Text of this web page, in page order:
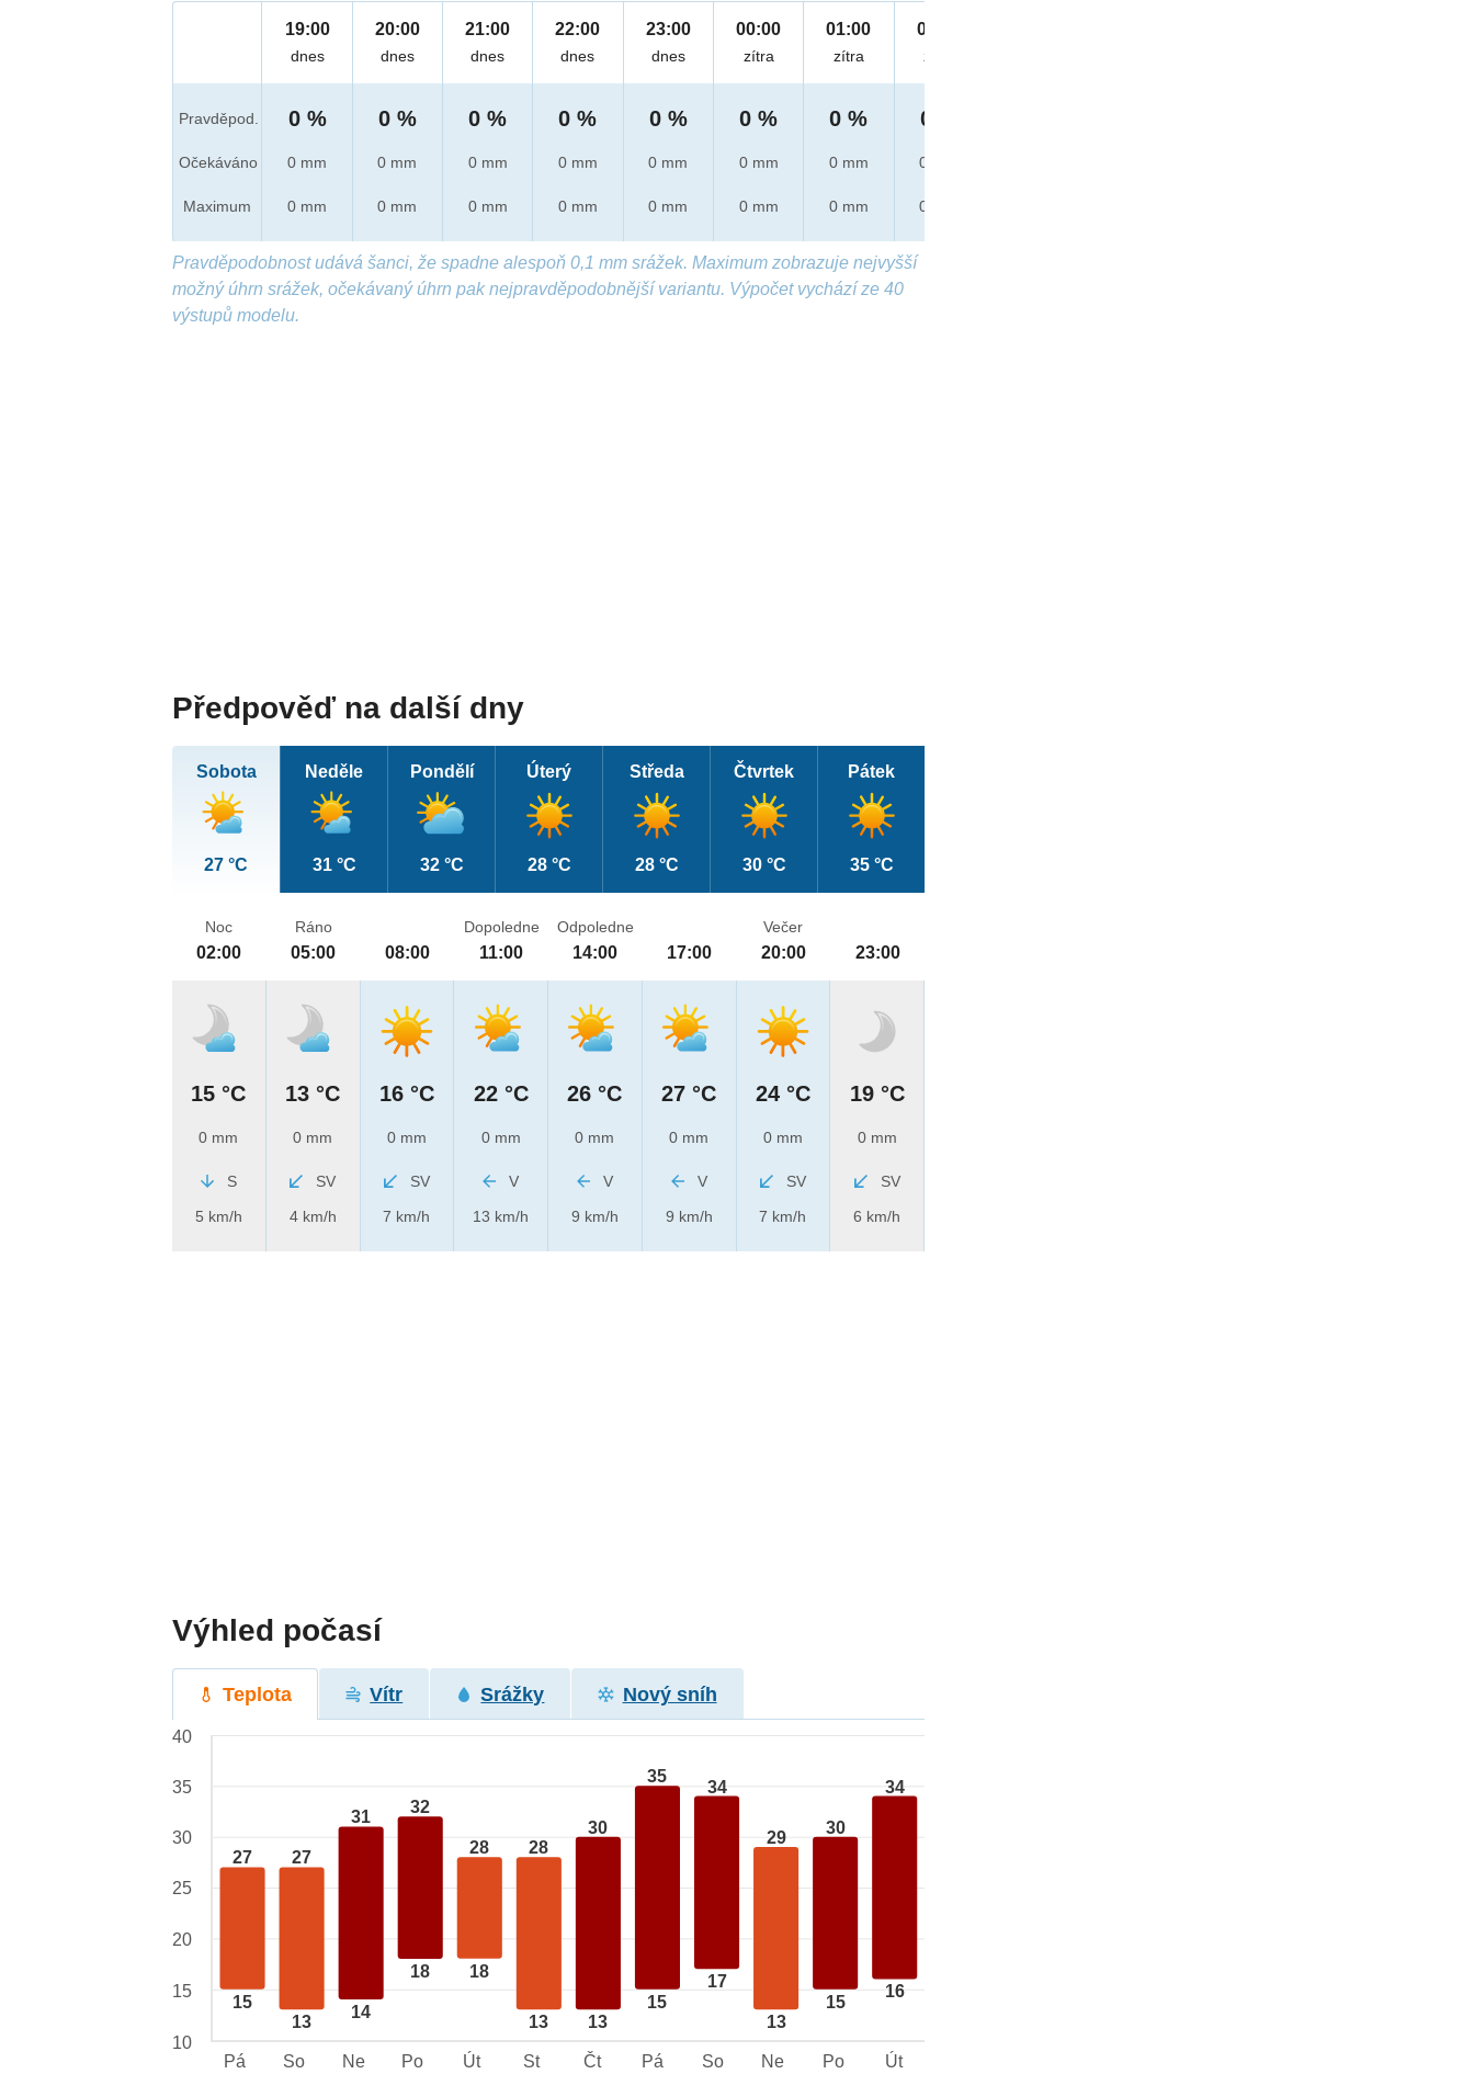
Pravděpod.
Očekáváno
Maximum
19:00
dnes
0 %
0 mm
0 mm
20:00
dnes
0 %
0 mm
0 mm
21:00
dnes
0 %
0 mm
0 mm
22:00
dnes
0 %
0 mm
0 mm
23:00
dnes
0 %
0 mm
0 mm
00:00
zítra
0 %
0 mm
0 mm
01:00
zítra
0 %
0 mm
0 mm
02:00
zítra
0 %
0 mm
0 mm
Pravděpodobnost udává šanci, že spadne alespoň 0,1 mm srážek. Maximum zobrazuje nejvyšší
možný úhrn srážek, očekávaný úhrn pak nejpravděpodobnější variantu. Výpočet vychází ze 40
výstupů modelu.
Předpověď na další dny
Sobota
27 °C
Neděle
31 °C
Pondělí
32 °C
Úterý
28 °C
Středa
28 °C
Čtvrtek
30 °C
Pátek
35 °C
Noc
02:00
15 °C
0 mm
S
5 km/h
Ráno
05:00
13 °C
0 mm
SV
4 km/h
08:00
16 °C
0 mm
SV
7 km/h
Dopoledne
11:00
22 °C
0 mm
V
13 km/h
Odpoledne
14:00
26 °C
0 mm
V
9 km/h
17:00
27 °C
0 mm
V
9 km/h
Večer
20:00
24 °C
0 mm
SV
7 km/h
23:00
19 °C
0 mm
SV
6 km/h
Výhled počasí
Teplota Vítr Srážky Nový sníh
27
15
27
13
31
14
32
18
28
18
28
13
30
13
35
15
34
17
29
13
30
15
34
16
40
35
30
25
20
15
10
Pá
So Ne Po Út St Čt Pá So Ne Po Út